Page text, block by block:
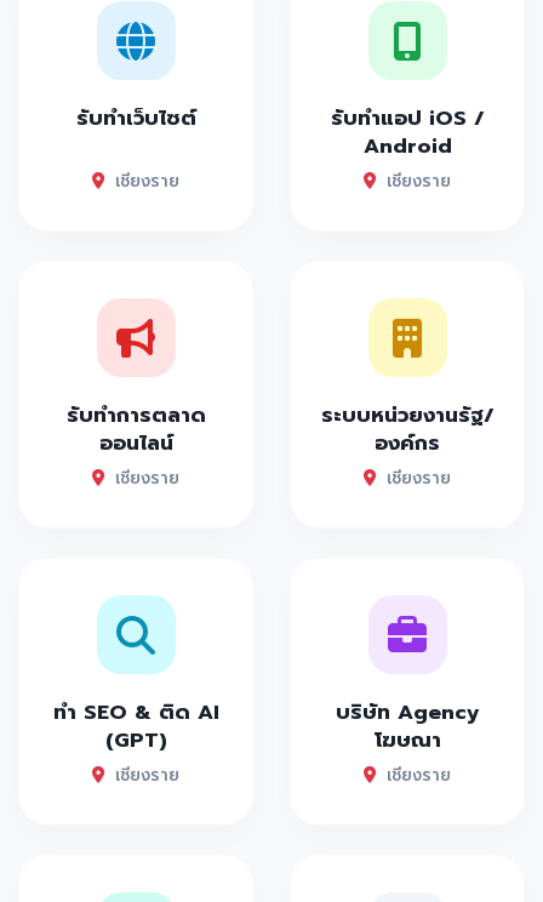
รับทำเว็บไซต์
เชียงราย
รับทำแอป iOS /
Android
เชียงราย
รับทำการตลาด
ออนไลน์
เชียงราย
ระบบหน่วยงานรัฐ/
องค์กร
เชียงราย
ทำ SEO & ติด AI
(GPT)
เชียงราย
บริษัท Agency
โฆษณา
เชียงราย